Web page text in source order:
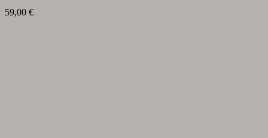
59,00 €